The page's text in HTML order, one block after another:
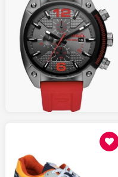
145.00
AMAZON.fr